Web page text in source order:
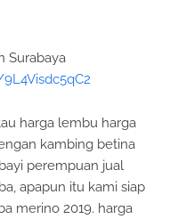
Surabaya
harga lembu harga
kambing betina
perempuan jual
apapun itu kami siap
merino 2019. harga